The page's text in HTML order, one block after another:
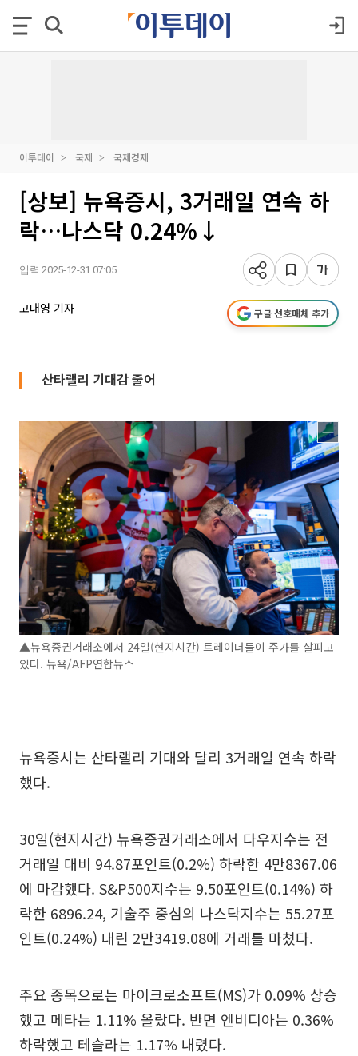
이투데이 국제 국제경제
[상보] 뉴욕증시, 3거래일 연속 하
락…나스닥 0.24%↓
입력 2025-12-31 07:05
고대영 기자 구글 선호매체 추가
산타랠리 기대감 줄어
▲뉴욕증권거래소에서 24일(현지시간) 트레이더들이 주가를 살피고
있다. 뉴욕/AFP연합뉴스
뉴욕증시는 산타랠리 기대와 달리 3거래일 연속 하락
했다.
30일(현지시간) 뉴욕증권거래소에서 다우지수는 전
거래일 대비 94.87포인트(0.2%) 하락한 4만8367.06
에 마감했다. S&P500지수는 9.50포인트(0.14%) 하
락한 6896.24, 기술주 중심의 나스닥지수는 55.27포
인트(0.24%) 내린 2만3419.08에 거래를 마쳤다.
주요 종목으로는 마이크로소프트(MS)가 0.09% 상승
했고 메타는 1.11% 올랐다. 반면 엔비디아는 0.36%
하락했고 테슬라는 1.17% 내렸다.